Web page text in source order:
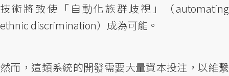
技術將致使「自動化族群歧視」（automating
ethnic discrimination）成為可能。
然而，這類系統的開發需要大量資本投注，以維繫